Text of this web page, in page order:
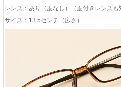
レンズ：あり（度なし）（度付きレンズも
サイズ：13.5センチ（広さ）